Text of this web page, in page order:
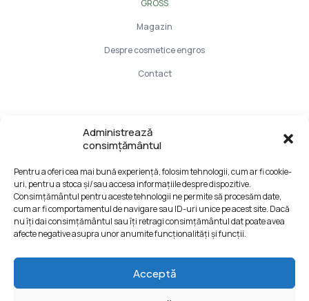
Administrează
consimțământul
Pentru a oferi cea mai bună experiență, folosim tehnologii, cum ar fi cookie-
uri, pentru a stoca și/sau accesa informațiile despre dispozitive.
Consimțământul pentru aceste tehnologii ne permite să procesăm date,
cum ar fi comportamentul de navigare sau ID-uri unice pe acest site. Dacă
nu îți dai consimțământul sau îți retragi consimțământul dat poate avea
afecte negative asupra unor anumite funcționalități și funcții.
Acceptă
GROSS
Magazin
Despre cosmetice engros
Contact
LIVRARE SI PLATA
CONFIDENTIALITATE DATELOR
TERMENI SI CONDITII
Formular retur